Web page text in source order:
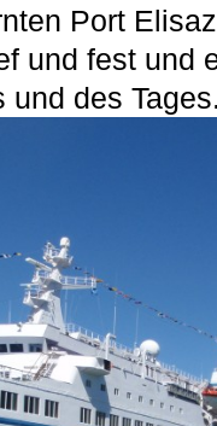
Port
und fest und
und des